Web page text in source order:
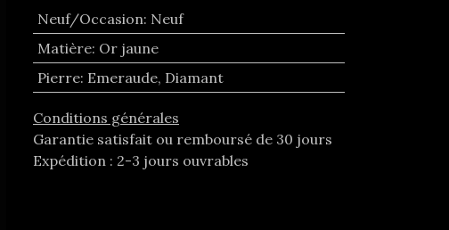
Neuf/Occasion: Neuf
Matière: Or jaune
Pierre: Emeraude, Diamant
Conditions générales
Garantie satisfait ou remboursé de 30 jours
Expédition : 2-3 jours ouvrables